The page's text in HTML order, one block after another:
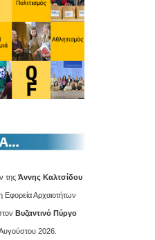
της Άννης Καλτσίδου
Εφορεία Αρχαιοτήτων
Βυζαντινό Πύργο
Αυγούστου 2026.